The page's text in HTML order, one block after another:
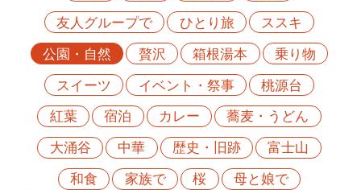
友人グループで
ひとり旅
ススキ
公園・自然
贅沢 箱根湯本
乗り物
スイーツ
イベント・祭事
桃源台
紅葉
宿泊 カレー
蕎麦・うどん
大涌谷
中華 歴史・旧跡
富士山
和食
家族で 桜
母と娘で